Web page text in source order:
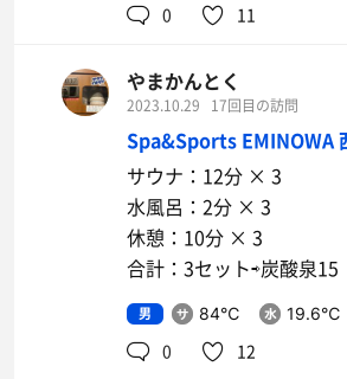
0 11
やまかんとく
2023.10.29 17回目の訪問
Spa&Sports EMINOWA
サウナ：12分 × 3
水風呂：2分 × 3
休憩：10分 × 3
合計：3セット⇨炭酸泉15
男 84℃ 19.6℃
0 12